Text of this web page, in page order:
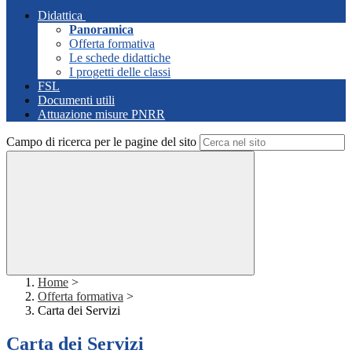
Didattica
Panoramica
Offerta formativa
Le schede didattiche
I progetti delle classi
FSL
Documenti utili
Attuazione misure PNRR
Campo di ricerca per le pagine del sito
Home >
Offerta formativa >
Carta dei Servizi
Carta dei Servizi